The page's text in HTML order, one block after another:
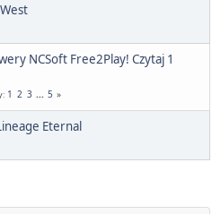
NCSoft Free2Play! Czytaj 1
1 2 3 ... 5
Eternal